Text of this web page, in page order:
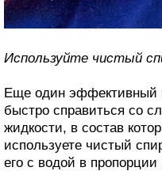
Используйте чистый
Еще один эффективный
быстро справиться со
жидкости, в состав
используете чистый
его с водой в